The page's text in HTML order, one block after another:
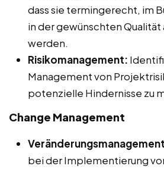
dass sie termingerecht, im
in der gewünschten
werden.
Risikomanagement:
Management von
potenzielle Hindernisse zu
Change Management
bei der Implementierung